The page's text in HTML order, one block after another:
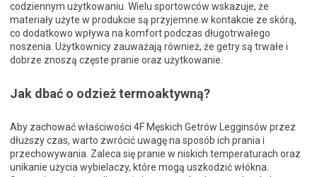
codziennym użytkowaniu. Wielu sportowców wskazuje, że
materiały użyte w produkcie są przyjemne w kontakcie ze skórą,
co dodatkowo wpływa na komfort podczas długotrwałego
noszenia. Użytkownicy zauważają również, że getry są trwałe i
dobrze znoszą częste pranie oraz użytkowanie.
Jak dbać o odzież termoaktywną?
Aby zachować właściwości 4F Męskich Getrów Legginsów przez
dłuższy czas, warto zwrócić uwagę na sposób ich prania i
przechowywania. Zaleca się pranie w niskich temperaturach oraz
unikanie użycia wybielaczy, które mogą uszkodzić włókna.